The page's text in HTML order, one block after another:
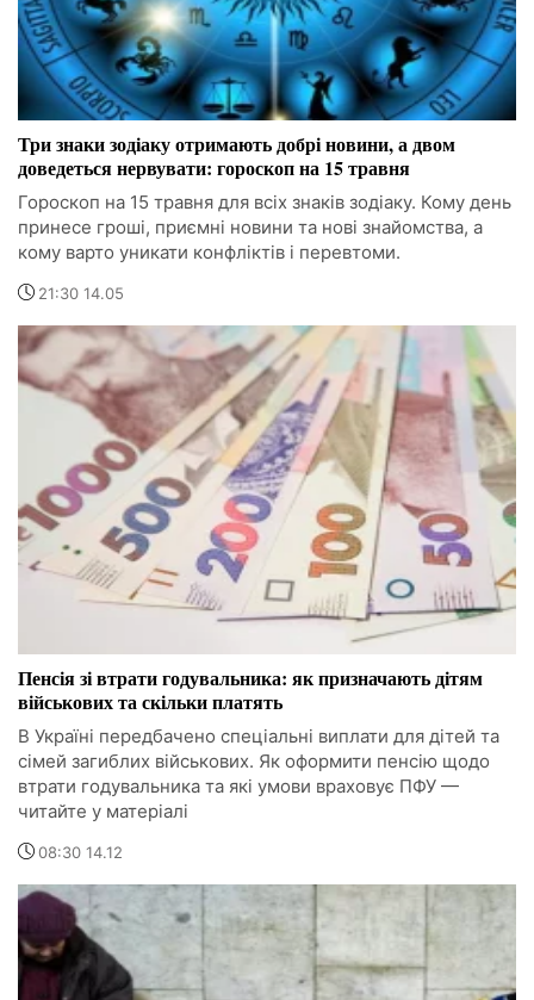
Три знаки зодіаку отримають добрі новини, а двом
доведеться нервувати: гороскоп на 15 травня
Гороскоп на 15 травня для всіх знаків зодіаку. Кому день
принесе гроші, приємні новини та нові знайомства, а
кому варто уникати конфліктів і перевтоми.
21:30 14.05
Пенсія зі втрати годувальника: як призначають дітям
військових та скільки платять
В Україні передбачено спеціальні виплати для дітей та
сімей загиблих військових. Як оформити пенсію щодо
втрати годувальника та які умови враховує ПФУ —
читайте у матеріалі
08:30 14.12